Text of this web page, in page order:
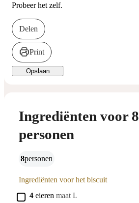
Probeer het zelf.
Delen
Print
Opslaan
Ingrediënten voor 8
personen
8 personen
Ingrediënten voor het biscuit
▢
4 eieren maat L